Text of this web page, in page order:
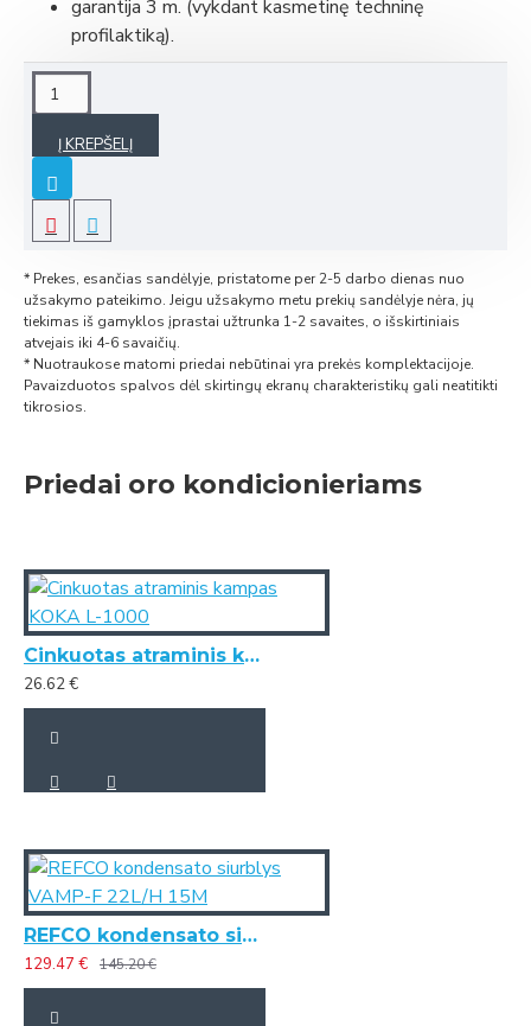
garantija 3 m. (vykdant kasmetinę techninę
profilaktiką).
Į KREPŠELĮ
* Prekes, esančias sandėlyje, pristatome per 2-5 darbo dienas nuo
užsakymo pateikimo. Jeigu užsakymo metu prekių sandėlyje nėra, jų
tiekimas iš gamyklos įprastai užtrunka 1-2 savaites, o išskirtiniais
atvejais iki 4-6 savaičių.
* Nuotraukose matomi priedai nebūtinai yra prekės komplektacijoje.
Pavaizduotos spalvos dėl skirtingų ekranų charakteristikų gali neatitikti
tikrosios.
Priedai oro kondicionieriams
Cinkuotas atraminis kampas KOKA L-1000
26.62 €
REFCO kondensato siurblys VAMP-F 22L/H 15M
129.47 € 145.20 €